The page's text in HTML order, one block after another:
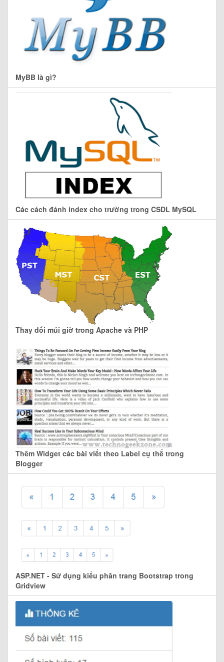
MyBB là gì?
Các cách đánh index cho trường trong CSDL MySQL
Thay đổi múi giờ trong Apache và PHP
Thêm Widget các bài viết theo Label cụ thể trong
Blogger
ASP.NET - Sử dụng kiểu phân trang Bootstrap trong
Gridview